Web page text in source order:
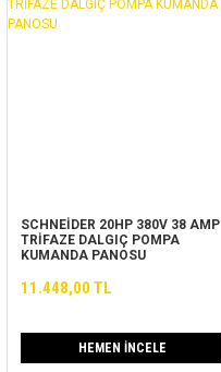
SCHNEİDER 20HP 380V 38 AMP
TRİFAZE DALGIÇ POMPA
KUMANDA PANOSU
11.448,00 TL
HEMEN İNCELE